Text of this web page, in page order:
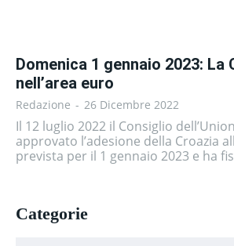
Domenica 1 gennaio 2023: La
nell’area euro
Redazione - 26 Dicembre 2022
Il 12 luglio 2022 il Consiglio
approvato l’adesione della Croazia
prevista per il 1 gennaio 2023 e ha
Categorie